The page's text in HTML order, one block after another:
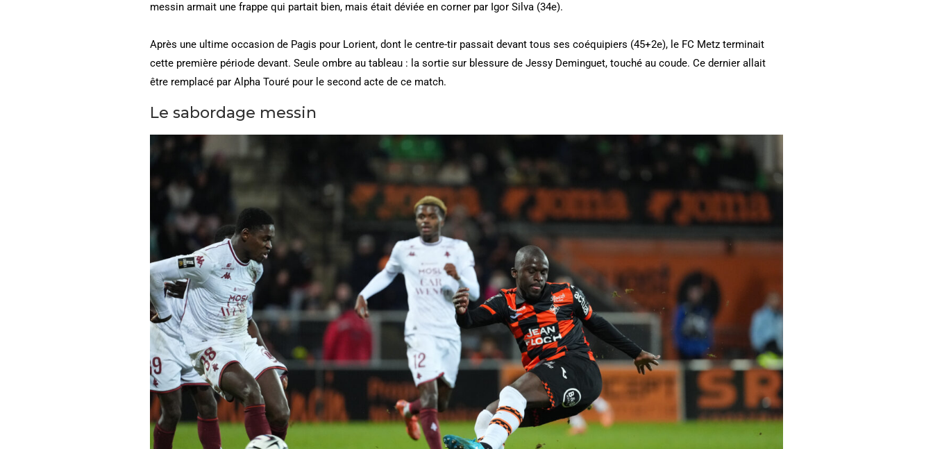
messin armait une frappe qui partait bien, mais était déviée en corner par Igor Silva (34e).
Après une ultime occasion de Pagis pour Lorient, dont le centre-tir passait devant tous ses coéquipiers (45+2e), le FC Metz terminait
cette première période devant. Seule ombre au tableau : la sortie sur blessure de Jessy Deminguet, touché au coude. Ce dernier allait
être remplacé par Alpha Touré pour le second acte de ce match.
Le sabordage messin